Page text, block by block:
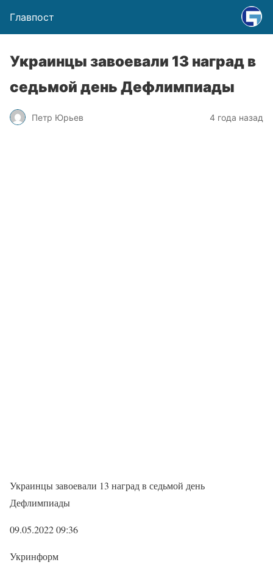
Главпост
Украинцы завоевали 13 наград в
седьмой день Дефлимпиады
Петр Юрьев 4 года назад
Украинцы завоевали 13 наград в седьмой день
Дефлимпиады
09.05.2022 09:36
Укринформ